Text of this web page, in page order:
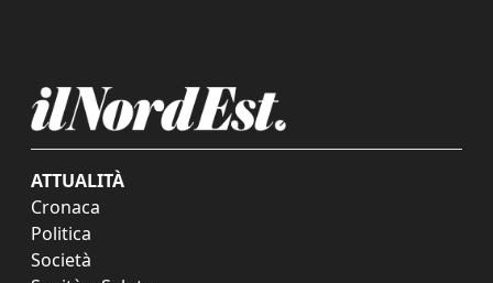
ATTUALITÀ
Cronaca
Politica
Società